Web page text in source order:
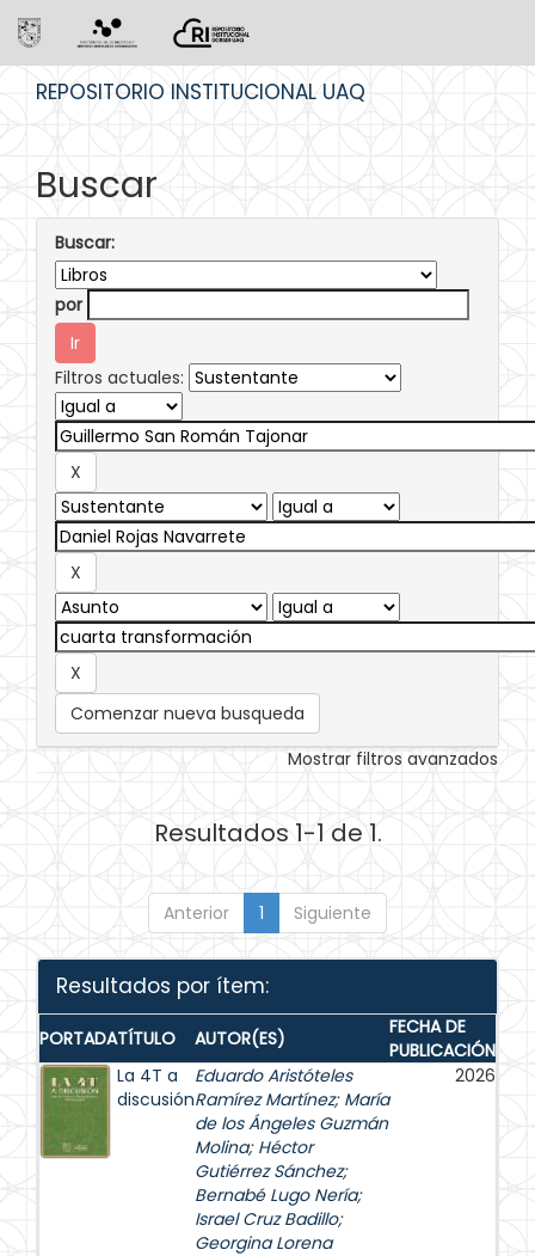
REPOSITORIO INSTITUCIONAL UAQ
Buscar
Buscar:
por
Filtros actuales:
Comenzar nueva busqueda
Mostrar filtros avanzados
Resultados 1-1 de 1.
Anterior 1 Siguiente
Resultados por ítem:
PORTADATÍTULO AUTOR(ES)
FECHA DE
PUBLICACIÓN
La 4T a
discusión
Eduardo Aristóteles
Ramírez Martínez; María
de los Ángeles Guzmán
Molina; Héctor
Gutiérrez Sánchez;
Bernabé Lugo Nería;
Israel Cruz Badillo;
Georgina Lorena
2026